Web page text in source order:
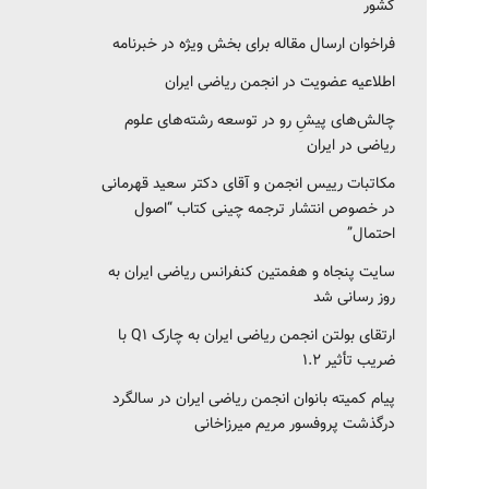
کشور‎‎
فراخوان ارسال مقاله برای بخش ویژه در خبرنامه
اطلاعیه عضویت در انجمن ریاضی ایران
چالش‌های پیشِ رو در توسعه رشته‌های علوم
ریاضی در ایران
مکاتبات رییس انجمن و آقای دکتر سعید قهرمانی
در خصوص انتشار ترجمه چینی کتاب “اصول
احتمال”
سایت پنجاه و هفمتین کنفرانس ریاضی ایران به
روز رسانی شد
ارتقای بولتن انجمن ریاضی ایران به چارک Q1 با
ضریب تأثیر ۱.۲
پیام کمیته بانوان انجمن ریاضی ایران در سالگرد
درگذشت پروفسور مریم میرزاخانی